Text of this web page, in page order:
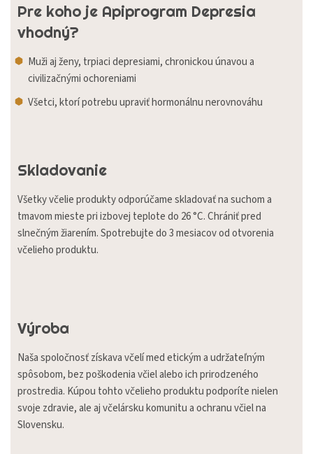
Pre koho je Apiprogram Depresia
vhodný?
Muži aj ženy, trpiaci depresiami, chronickou únavou a
civilizačnými ochoreniami
Všetci, ktorí potrebu upraviť hormonálnu nerovnováhu
Skladovanie
Všetky včelie produkty odporúčame skladovať na suchom a
tmavom mieste pri izbovej teplote do 26 °C. Chrániť pred
slnečným žiarením. Spotrebujte do 3 mesiacov od otvorenia
včelieho produktu.
Výroba
Naša spoločnosť získava včelí med etickým a udržateľným
spôsobom, bez poškodenia včiel alebo ich prirodzeného
prostredia. Kúpou tohto včelieho produktu podporíte nielen
svoje zdravie, ale aj včelársku komunitu a ochranu včiel na
Slovensku.